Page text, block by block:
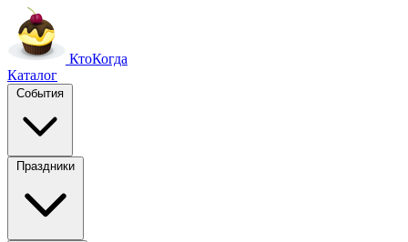
КтоКогда
Каталог
События
Праздники